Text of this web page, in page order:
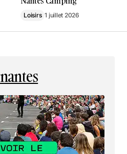
Loisirs 1 juillet 2026